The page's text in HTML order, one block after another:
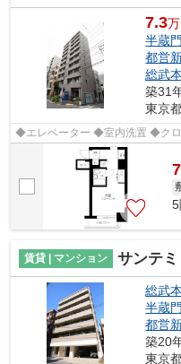
7.3
半蔵
都営
総武
築31
東京
◆エレベーター ◆室内洗置 ◆ク
賃貸 | マンション サンテ
総武
半蔵
都営
築20
東京